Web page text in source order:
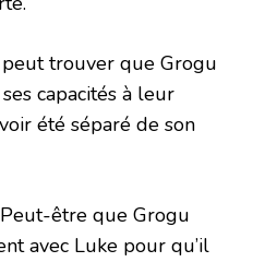
trouver que Grogu
capacités à leur
été séparé de son
être que Grogu
avec Luke pour qu’il